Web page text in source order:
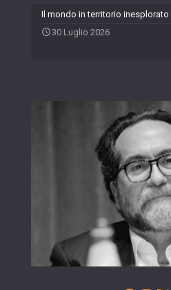
Il mondo in territorio inesplorato
30 Luglio 2026